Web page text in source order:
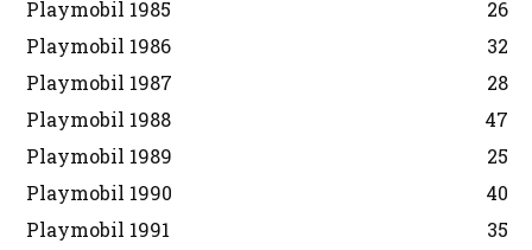
Playmobil 1985
26
Playmobil 1986
32
Playmobil 1987
28
Playmobil 1988
47
Playmobil 1989
25
Playmobil 1990
40
Playmobil 1991
35